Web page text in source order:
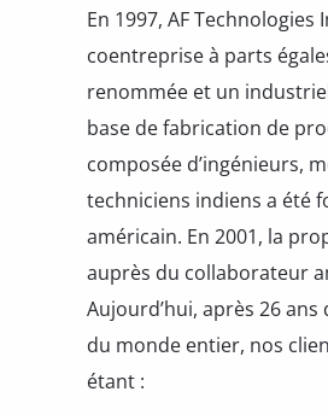
En 1997, AF
coentreprise à parts
renommée et un
base de fabrication de
composée d’ingénieurs,
techniciens indiens a été
américain. En 2001, la
auprès du collaborateur
Aujourd’hui, après 26
du monde entier, nos
étant :